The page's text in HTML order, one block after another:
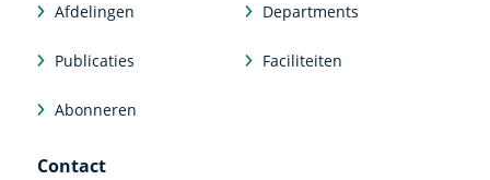
Afdelingen Departments
Publicaties Faciliteiten
Abonneren
Contact